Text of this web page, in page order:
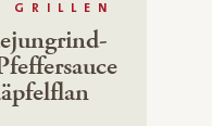
GRILLEN